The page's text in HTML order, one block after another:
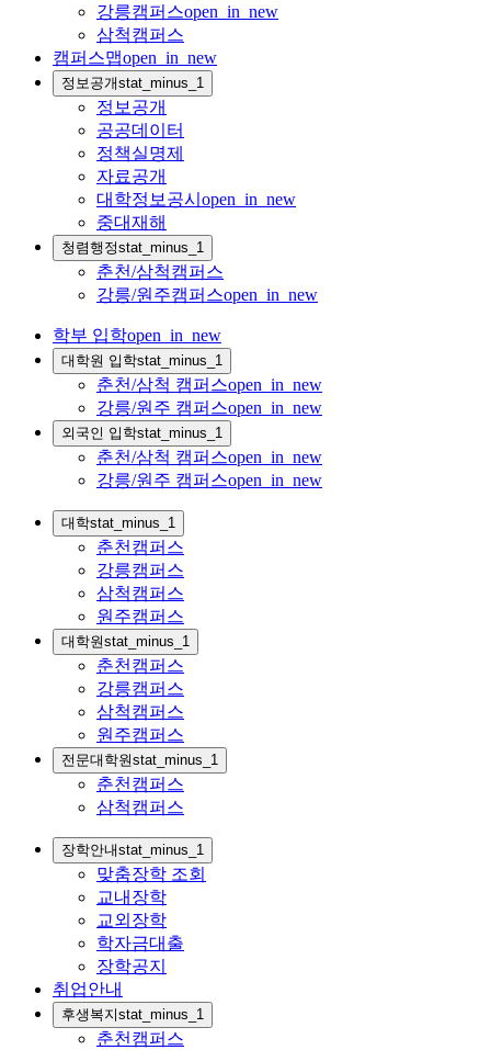
강릉캠퍼스open_in_new
삼척캠퍼스
캠퍼스맵open_in_new
정보공개stat_minus_1
정보공개
공공데이터
정책실명제
자료공개
대학정보공시 open_in_new
중대재해
청렴행정stat_minus_1
춘천/삼척캠퍼스
강릉/원주캠퍼스open_in_new
학부 입학open_in_new
대학원 입학stat_minus_1
춘천/삼척 캠퍼스open_in_new
강릉/원주 캠퍼스open_in_new
외국인 입학stat_minus_1
춘천/삼척 캠퍼스open_in_new
강릉/원주 캠퍼스open_in_new
대학stat_minus_1
춘천캠퍼스
강릉캠퍼스
삼척캠퍼스
원주캠퍼스
대학원stat_minus_1
춘천캠퍼스
강릉캠퍼스
삼척캠퍼스
원주캠퍼스
전문대학원stat_minus_1
춘천캠퍼스
삼척캠퍼스
장학안내stat_minus_1
맞춤장학 조회
교내장학
교외장학
학자금대출
장학공지
취업안내
후생복지stat_minus_1
춘천캠퍼스